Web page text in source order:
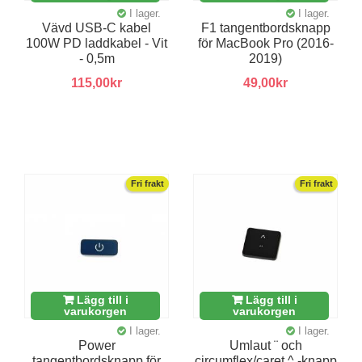
I lager.
Vävd USB-C kabel
100W PD laddkabel - Vit
- 0,5m
115,00kr
I lager.
F1 tangentbordsknapp
för MacBook Pro (2016-
2019)
49,00kr
Fri frakt
Lägg till i
varukorgen
I lager.
Power
Fri frakt
Lägg till i
varukorgen
I lager.
Umlaut ¨ och